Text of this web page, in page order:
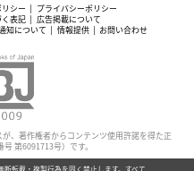
シー
プライバシーポリシー
表記
広告掲載について
知について 情報提供 お問い合わせ
、著作権者からコンテンツ使用許諾を得た正
第6091713号）です。
転載・複製行為を固く禁止します。すべて